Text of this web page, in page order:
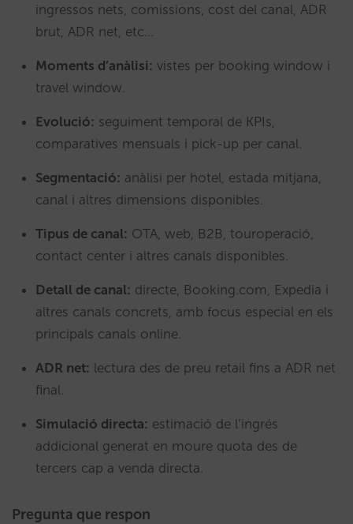
ingressos nets, comissions, cost del canal, ADR
brut, ADR net, etc…
Moments d’anàlisi: vistes per booking window i
travel window.
Evolució: seguiment temporal de KPIs,
comparatives mensuals i pick-up per canal.
Segmentació: anàlisi per hotel, estada mitjana,
canal i altres dimensions disponibles.
Tipus de canal: OTA, web, B2B, touroperació,
contact center i altres canals disponibles.
Detall de canal: directe, Booking.com, Expedia i
altres canals concrets, amb focus especial en els
principals canals online.
ADR net: lectura des de preu retail fins a ADR net
final.
Simulació directa: estimació de l’ingrés
addicional generat en moure quota des de
tercers cap a venda directa.
Pregunta que respon